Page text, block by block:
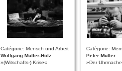
Catégorie: Mensch und Arbeit
Wolfgang Müller-Holz
»(Witschafts-) Krise«
Catégorie:
Peter Müller
»Der